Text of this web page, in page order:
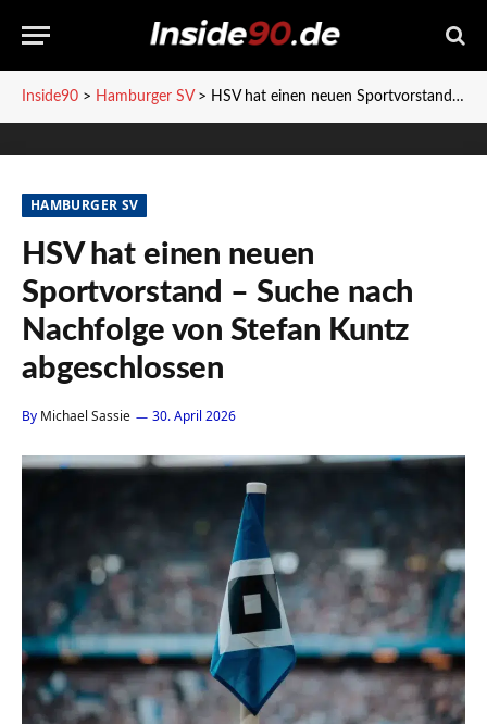
Inside90 > Hamburger SV> HSV hat einen neuen Sportvorstand – Suche nach Nachfolge von Stefan Kuntz abgeschlossen
HAMBURGER SV
HSV hat einen neuen
Sportvorstand – Suche nach
Nachfolge von Stefan Kuntz
abgeschlossen
By Michael Sassie 30. April 2026